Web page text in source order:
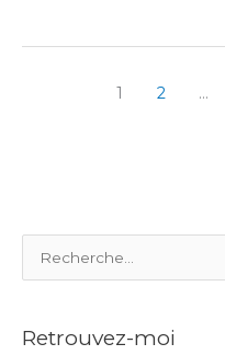
of
1 2 …
e
h
Retrouvez-moi